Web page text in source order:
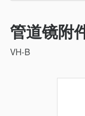
管道镜附
VH-B